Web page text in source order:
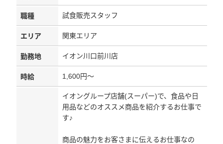
職種 試食販売スタッフ
エリア 関東エリア
勤務地 イオン川口前川店
時給 1,600円～
イオングループ店舗(スーパー)で、食品や日
用品などのオススメ商品を紹介するお仕事で
す♪
商品の魅力をお客さまに伝えるお仕事なの